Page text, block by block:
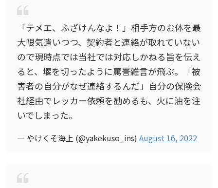
「テメエ、ふざけんなよ！」相手方のお体を最
大限気遣いつつ、契約者と連絡が取れていない
ので現時点では当社では対応しかねる旨を伝え
ると、堰を切ったように罵詈雑言が飛ぶ。「被
害者の自分がなぜ連絡するんだ」自分の保険会
社経由でレッカー依頼を勧めるも、火に油を注
いでしまった。
— やけくそ海上 (@yakekuso_ins) August 16, 2022